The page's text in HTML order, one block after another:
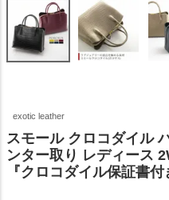
exotic leather
スモール クロコダイル
ンター取り レディース
『クロコダイル保証書